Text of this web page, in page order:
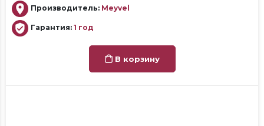
Производитель: Meyvel
Гарантия: 1 год
В корзину